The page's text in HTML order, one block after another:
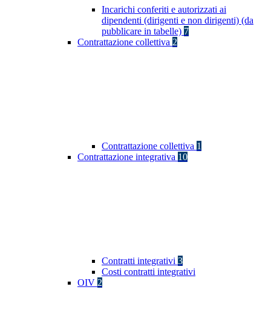
Incarichi conferiti e autorizzati ai
dipendenti (dirigenti e non dirigenti) (da
pubblicare in tabelle) 7
Contrattazione collettiva 2
Contrattazione collettiva 1
Contrattazione integrativa 10
Contratti integrativi 3
Costi contratti integrativi
OIV 2